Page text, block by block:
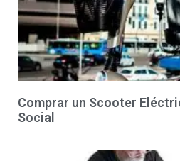
Comprar un Scooter
Social